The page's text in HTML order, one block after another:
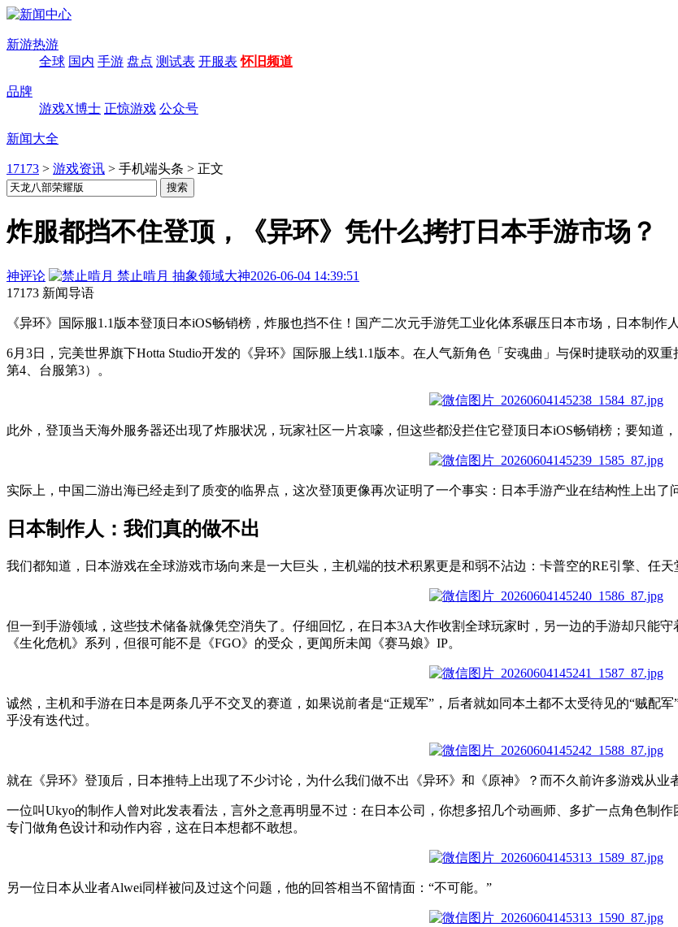
新游热游
全球 国内 手游 盘点 测试表 开服表 怀旧频道
品牌
游戏X博士 正惊游戏 公众号
新闻大全
17173 > 游戏资讯 > 手机端头条 > 正文
炸服都挡不住登顶，《异环》凭什么拷打日本手游市场？
神评论 禁止啃月 抽象领域大神2026-06-04 14:39:51
17173 新闻导语
《异环》国际服1.1版本登顶日本iOS畅销榜，炸服也挡不住！国产二次元手游凭工业化体系碾压日本市场，日本制
6月3日，完美世界旗下Hotta Studio开发的《异环》国际服上线1.1版本。在人气新角色「安魂曲」与保时捷联动的双
第4、台服第3） 。
此外 ， 登顶当天海外服务器还出现了炸服状况，玩家社区一片哀嚎，但这些都没拦住它登顶日本iOS畅销榜 ； 要知道 ，
实际上 ， 中国二游出海已经走到了 质变的临界点，这次登顶更像再次证明了一个事实 ：日本手游产业在结构性上出了
日本制作人：我们真的做不出
我们都知道，日本游戏在全球游戏市场向来是一大巨头 ， 主机端的技术积累更是和弱不沾边 ： 卡普空的RE引擎、任
但一到手游领域，这些技术储备就像凭空消失了 。 仔细回忆 ， 在 日本3A大作收割全球玩家时 ， 另一边的手游却只能守
《生化危机》系列，但很可能不是 《FGO》 的受众 ， 更闻所未闻 《赛马娘》 IP。
诚然 ， 主机和手游在日本是两条几乎不交叉的赛道， 如果说前者是“正规军”，后者就如同本土都不太受待见的“贼配军
乎没有迭代过。
就在 《异环》登顶后，日本推特上出现了不少讨论 ， 为什么我们做不出 《异环》 和 《原神》 ？ 而不久前许多游戏从业
一位叫Ukyo的制作人 曾对此发表看法 ， 言外之意再明显不过 ：在日本公司，你想多招几个动画师、多扩一点角色制
专门做角色设计和动作内容，这在日本想都不敢想。
另一位日本从业者Alwei同样被问及过这个问题， 他的回答相当不留情面 ： “不可能。”